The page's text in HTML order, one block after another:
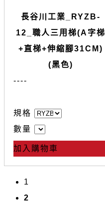
長谷川工業_RYZB-
12_職人三用梯(A字梯
+直梯+伸縮腳31CM)
(黑色)
----
規格
數量
加入購物車
1
2